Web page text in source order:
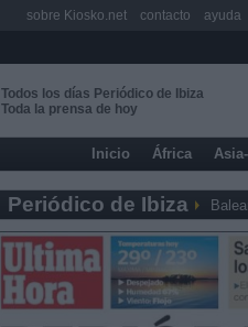
Todos los días Periódico de Ibiza
Toda la prensa de hoy
Inicio África
Periódico de Ibiza
sobre Kiosko.net contacto ayuda